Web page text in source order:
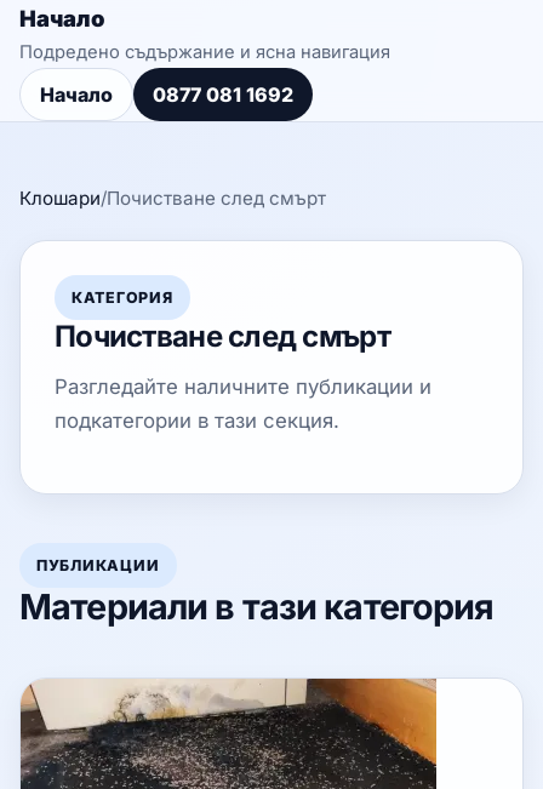
Начало
Подредено съдържание и ясна навигация
Начало 0877 081 1692
Клошари/Почистване след смърт
КАТЕГОРИЯ
Почистване след смърт
Разгледайте наличните публикации и
подкатегории в тази секция.
ПУБЛИКАЦИИ
Материали в тази категория